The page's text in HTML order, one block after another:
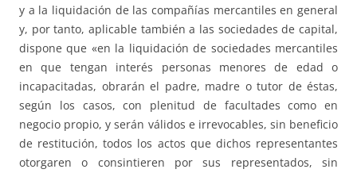
y a la liquidación de las compañías mercantiles en general
y, por tanto, aplicable también a las sociedades de capital,
dispone que «en la liquidación de sociedades mercantiles
en que tengan interés personas menores de edad o
incapacitadas, obrarán el padre, madre o tutor de éstas,
según los casos, con plenitud de facultades como en
negocio propio, y serán válidos e irrevocables, sin beneficio
de restitución, todos los actos que dichos representantes
otorgaren o consintieren por sus representados, sin